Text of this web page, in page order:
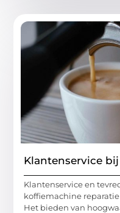
Klantenservice
Klantenservice en
koffiemachine
Het bieden van